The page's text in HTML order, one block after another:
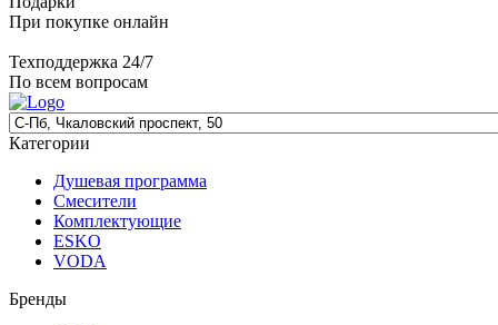
При покупке онлайн
Техподдержка 24/7
По всем вопросам
Категории
Душевая программа
Смесители
Комплектующие
ESKO
VODA
Бренды